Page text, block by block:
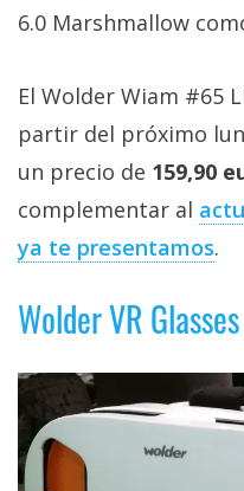
6.0 Marshmallow
El Wolder Wiam #65
partir del próximo
un precio de 159,90
complementar al
ya te presentamos.
Wolder VR Glasses